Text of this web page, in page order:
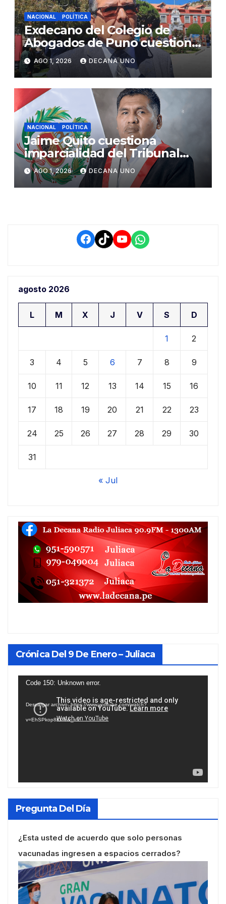
NACIONAL POLÍTICA
Exdecano del Colegio de
Abogados de Puno cuestiona
propuestas sobre seguridad
ciudadana
AGO 1, 2026 DECANA UNO
NACIONAL POLÍTICA
Jaime Quito cuestiona
imparcialidad del Tribunal
Constitucional tras liberación
de Ollanta Humala
AGO 1, 2026 DECANA UNO
Facebook
TikTokYouTube
WhatsApp
agosto 2026
L M X J V S D
1 2
3 4 5 6 7 8 9
10 11 12 13 14 15 16
17 18 19 20 21 22 23
24 25 26 27 28 29 30
31
« Jul
Crónica Del 9 De Enero – Juliaca
Reproductor
vídeo
Code 150: Unknown error.
Descargar archivo: https://www.youtube.com/watch?
v=EhSPkop8KPY&_=1
Pregunta Del Día
¿Esta usted de acuerdo que solo personas
vacunadas ingresen a espacios cerrados?